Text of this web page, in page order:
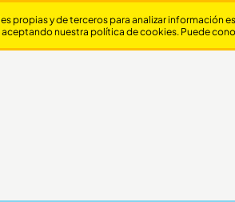
propias y de terceros para analizar
nuestra política de cookies. Puede